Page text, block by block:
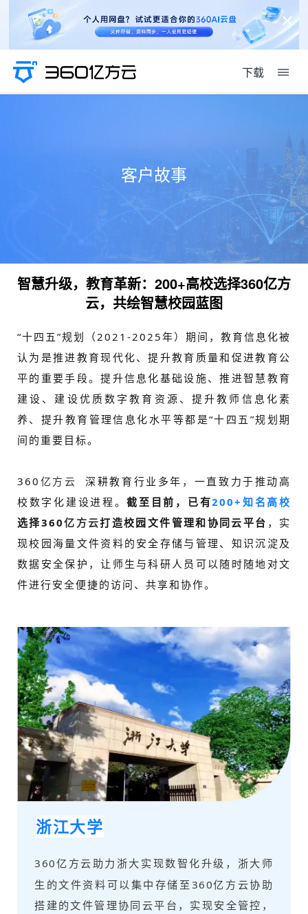
下载
客户故事
智慧升级，教育革新：200+高校选择360亿方
云，共绘智慧校园蓝图
“十四五”规划（2021-2025年）期间，教育信息化被
认为是推进教育现代化、提升教育质量和促进教育公
平的重要手段。提升信息化基础设施、推进智慧教育
建设、建设优质数字教育资源、提升教师信息化素
养、提升教育管理信息化水平等都是“十四五”规划期
间的重要目标。
360 亿方云
深耕教育行业多年，一直致力于推动高
校数字化建设进程。截至目前， 已有200+知名高校
选择360亿方云打造校园文件管理和协同云平台 ，实
现校园海量文件资料的安全存储与管理、知识沉淀及
数据安全保护，让师生与科研人员可以随时随地对文
件进行安全便捷的访问、共享和协作。
浙江大学
360亿方云助力浙大实现数智化升级，浙大师
生的文件资料可以集中存储至360亿方云协助
搭建的文件管理协同云平台，实现安全管控，